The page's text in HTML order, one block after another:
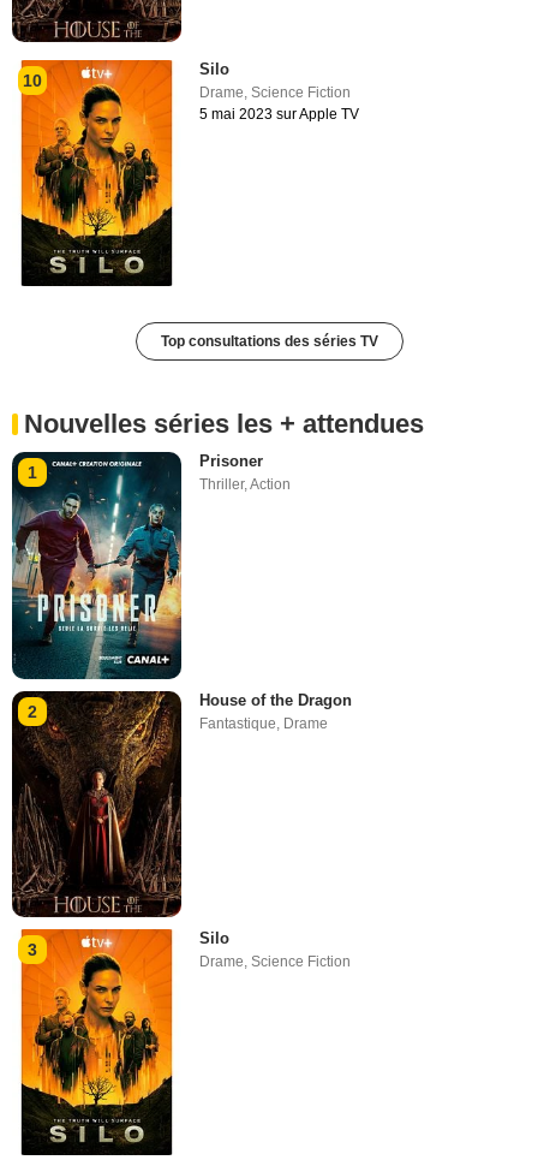
10
Silo
Drame,Science Fiction
5 mai 2023 sur Apple TV
Top consultations des séries TV
Nouvelles séries les + attendues
1
Prisoner
Thriller,Action
2
House of the Dragon
Fantastique Drame
3
Silo
Drame,Science Fiction